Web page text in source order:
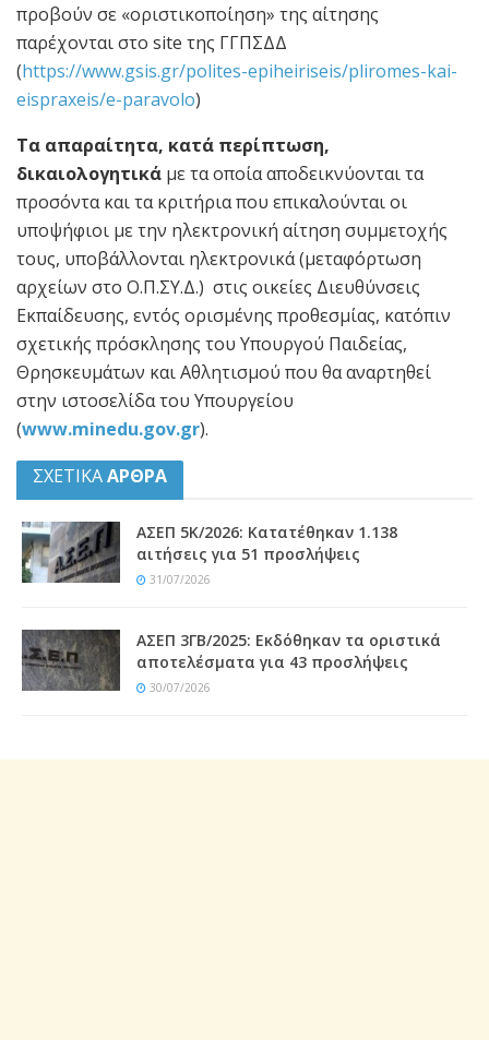
προβούν σε «οριστικοποίηση» της αίτησης
παρέχονται στο site της ΓΓΠΣΔΔ
(https://www.gsis.gr/polites-epiheiriseis/pliromes-kai-
eispraxeis/e-paravolo)
Τα απαραίτητα, κατά περίπτωση,
δικαιολογητικά με τα οποία αποδεικνύονται τα
προσόντα και τα κριτήρια που επικαλούνται οι
υποψήφιοι με την ηλεκτρονική αίτηση συμμετοχής
τους, υποβάλλονται ηλεκτρονικά (μεταφόρτωση
αρχείων στο Ο.Π.ΣΥ.Δ.) στις οικείες Διευθύνσεις
Εκπαίδευσης, εντός ορισμένης προθεσμίας, κατόπιν
σχετικής πρόσκλησης του Υπουργού Παιδείας,
Θρησκευμάτων και Αθλητισμού που θα αναρτηθεί
στην ιστοσελίδα του Υπουργείου
(www.minedu.gov.gr).
ΣΧΕΤΙΚΑΑΡΘΡΑ
ΑΣΕΠ 5Κ/2026: Κατατέθηκαν 1.138
αιτήσεις για 51 προσλήψεις
31/07/2026
ΑΣΕΠ 3ΓΒ/2025: Εκδόθηκαν τα οριστικά
αποτελέσματα για 43 προσλήψεις
30/07/2026